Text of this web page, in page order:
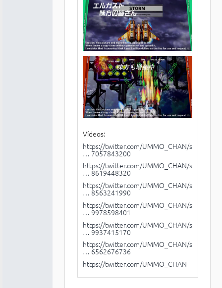
Vídeos:
https://twitter.com/UMMO_CHAN/status/11
… 7057843200
https://twitter.com/UMMO_CHAN/status/10
… 8619448320
https://twitter.com/UMMO_CHAN/status/11
… 8563241990
https://twitter.com/UMMO_CHAN/status/11
… 9978598401
https://twitter.com/UMMO_CHAN/status/10
… 9937415170
https://twitter.com/UMMO_CHAN/status/10
… 6562676736
https://twitter.com/UMMO_CHAN